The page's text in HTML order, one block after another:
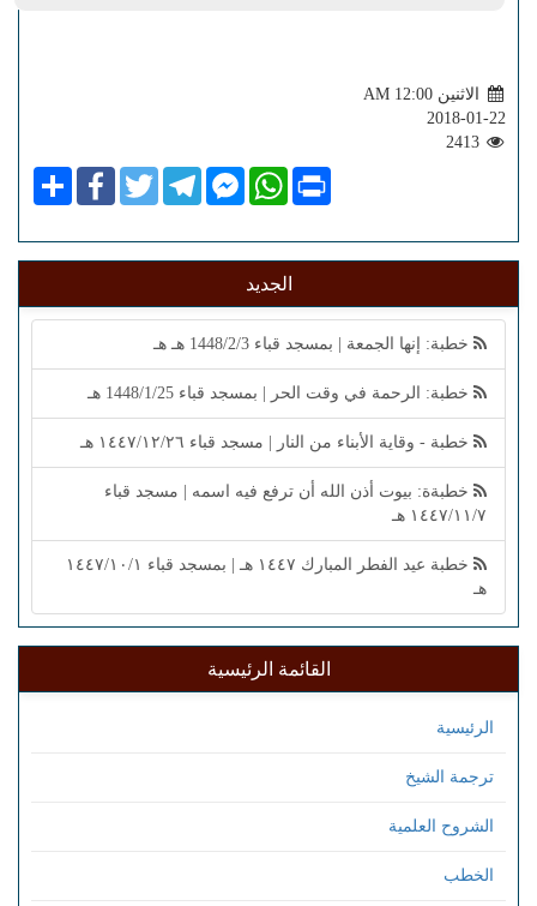
الاثنين AM 12:00
2018-01-22
ShareFacebookTwitterTelegramFacebook
Messenger
WhatsApp Print
الجديد
خطبة: إنها الجمعة | بمسجد قباء 1448/2/3 هـ هـ
خطبة: الرحمة في وقت الحر | بمسجد قباء 1448/1/25 هـ
خطبة - وقاية الأبناء من النار | مسجد قباء ١٤٤٧/١٢/٢٦ هـ
خطبةة: بيوت أذن الله أن ترفع فيه اسمه | مسجد قباء
١٤٤٧/١١/٧ هـ
خطبة عيد الفطر المبارك ١٤٤٧ هـ | بمسجد قباء ١٤٤٧/١٠/١
هـ
القائمة الرئيسية
الرئيسية
ترجمة الشيخ
الشروح العلمية
الخطب